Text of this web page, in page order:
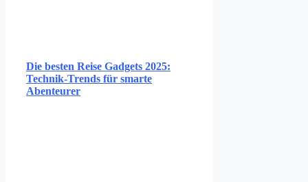
Die besten Reise Gadgets 2025:
Technik-Trends für smarte
Abenteurer